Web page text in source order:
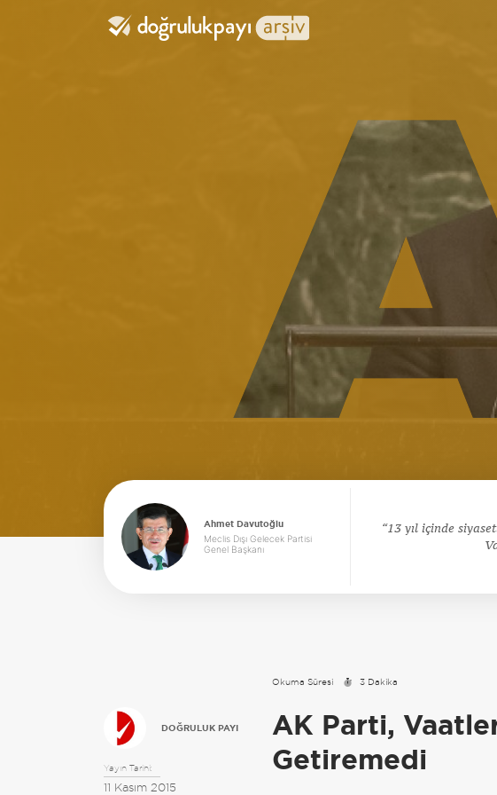
Ahmet Davutoğlu
Meclis Dışı Gelecek Partisi
Genel Başkanı
13 yıl içinde
Okuma Süresi 3 Dakika
DOĞRULUK PAYI
Yayın Tarihi:
11 Kasım 2015
AK Parti,
Getiremedi